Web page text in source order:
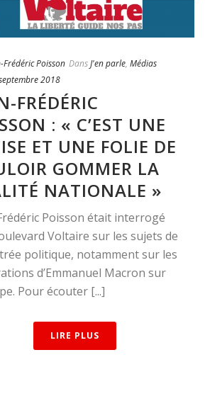
Frédéric Poisson DansJ'en parle, Médias
2018
FRÉDÉRIC
: « C’EST UNE
ET UNE FOLIE DE
GOMMER LA
NATIONALE »
Poisson était interrogé
Voltaire sur les sujets de
politique, notamment sur les
d’Emmanuel Macron sur
Pour écouter [...]
LIRE PLUS